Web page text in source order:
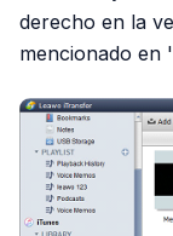
derecho en la
mencionado en